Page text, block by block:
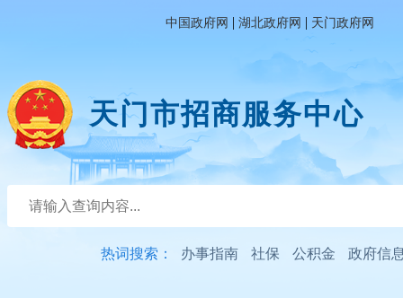
中国政府网 | 湖北政府网 | 天门政府网
天门市招商服务中心
热词搜索： 办事指南 社保 公积金 政府信